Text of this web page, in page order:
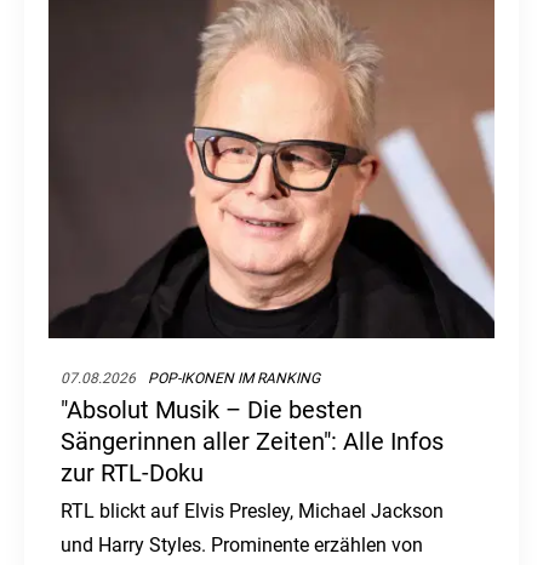
07.08.2026 POP-IKONEN IM RANKING
"Absolut Musik – Die besten
Sängerinnen aller Zeiten": Alle Infos
zur RTL-Doku
RTL blickt auf Elvis Presley, Michael Jackson
und Harry Styles. Prominente erzählen von